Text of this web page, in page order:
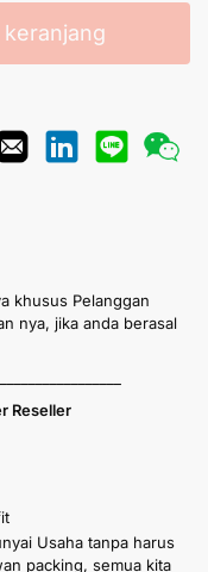
khusus Pelanggan
nya, jika anda berasal
Reseller
Usaha tanpa harus
packing, semua kita